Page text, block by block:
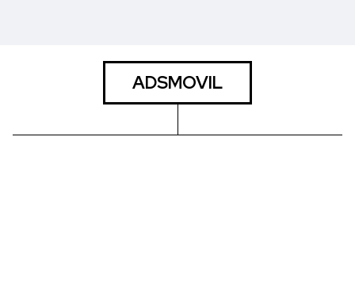
ADSMOVIL